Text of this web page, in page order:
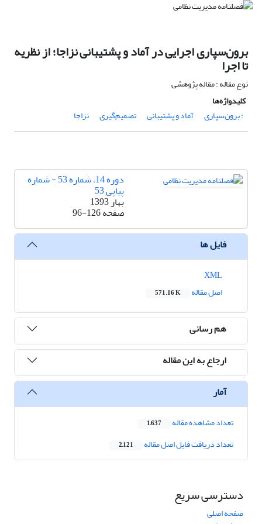
برون‌سپاری اجرایی در آماد و پشتیبانی نزاجا؛ از نظریه
تا اجرا
نوع مقاله : مقاله پژوهشی
کلیدواژه‌ها
: برون‌سپاری
آماد و پشتیبانی تصمیم‌گیری نزاجا
دوره 14، شماره 53 - شماره
پیاپی 53
بهار 1393
صفحه96-126
فایل ها
اصل مقاله
571.16 K
هم رسانی
ارجاع به این مقاله
آمار
تعداد مشاهده مقاله 1,637
تعداد دریافت فایل اصل مقاله 2,121
دسترسی سریع
صفحه اصلی